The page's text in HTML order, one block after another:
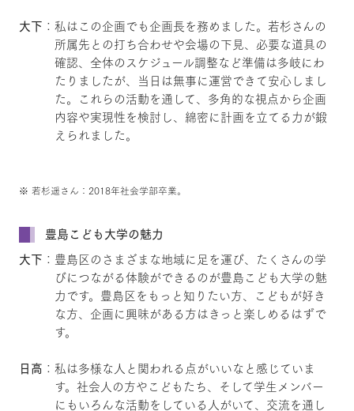
大下 ：私はこの企画でも企画長を務めました。若杉さんの
所属先との打ち合わせや会場の下見、必要な道具の
確認、全体のスケジュール調整など準備は多岐にわ
たりましたが、当日は無事に運営できて安心しまし
た。これらの活動を通して、多角的な視点から企画
内容や実現性を検討し、綿密に計画を立てる力が鍛
えられました。
※ 若杉遥さん：2018年社会学部卒業。
豊島こども大学の魅力
大下 ：豊島区のさまざまな地域に足を運び、たくさんの学
びにつながる体験ができるのが豊島こども大学の魅
力です。豊島区をもっと知りたい方、こどもが好き
な方、企画に興味がある方はきっと楽しめるはずで
す。
日高 ：私は多様な人と関われる点がいいなと感じていま
す。社会人の方やこどもたち、そして学生メンバー
にもいろんな活動をしている人がいて、交流を通し